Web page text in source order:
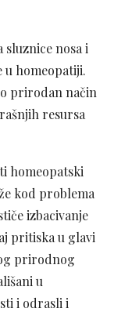
sluznice nosa i
u homeopatiji.
prirodan način
resursa
homeopatski
kod problema
izbacivanje
pritiska u glavi
prirodnog
u
i odrasli i